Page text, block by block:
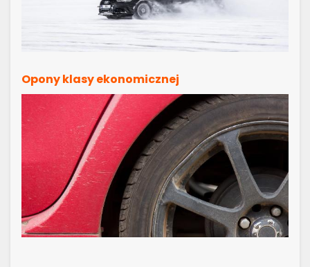
Opony klasy ekonomicznej